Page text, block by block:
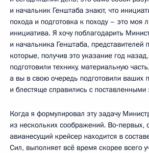
и начальник Генштаба знают, что
похода и подготовка к походу – это моя
инициатива. Я хочу поблагодарить
и начальника Генштаба, представителей
которые, получив это указание год
подготовили технику, материальную
а вы в свою очередь подготовили ваших
и блестяще справились с поставленными
Когда я формулировал эту задачу
из нескольких соображений. Во‑первых,
авианесущий крейсер находится в
Сил, выполняет всё время скорее всего